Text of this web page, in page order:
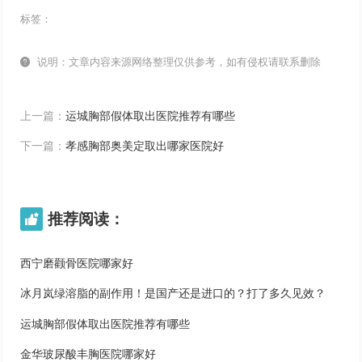
标签：
 说明：文章内容来源网络整理仅供参考，如有侵权请联系删除
上一篇： 运城胸部假体取出医院推荐有哪些
下一篇： 孝感胸部奥美定取出哪家医院好
 推荐阅读：
西宁磨颧骨医院哪家好
冰月岚绿溶脂的副作用！是国产还是进口的？打了多久见效？
运城胸部假体取出医院推荐有哪些
金华玻尿酸丰胸医院哪家好